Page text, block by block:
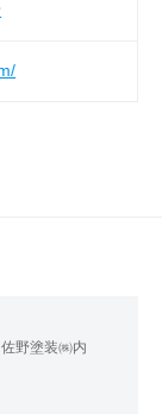
野塗装㈱内